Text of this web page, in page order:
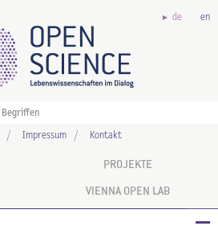
de en
Impressum Kontakt
PROJEKTE
VIENNA OPEN LAB